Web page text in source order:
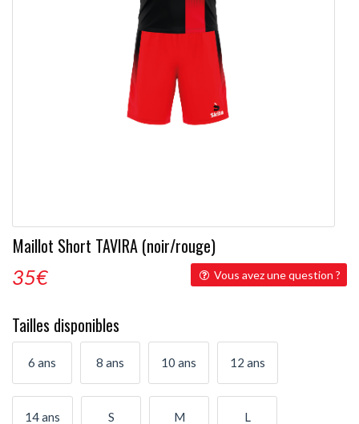
Maillot Short TAVIRA (noir/rouge)
Vous avez une question ?
35€
Tailles disponibles
6 ans 8 ans 10 ans 12 ans
14 ans S M L